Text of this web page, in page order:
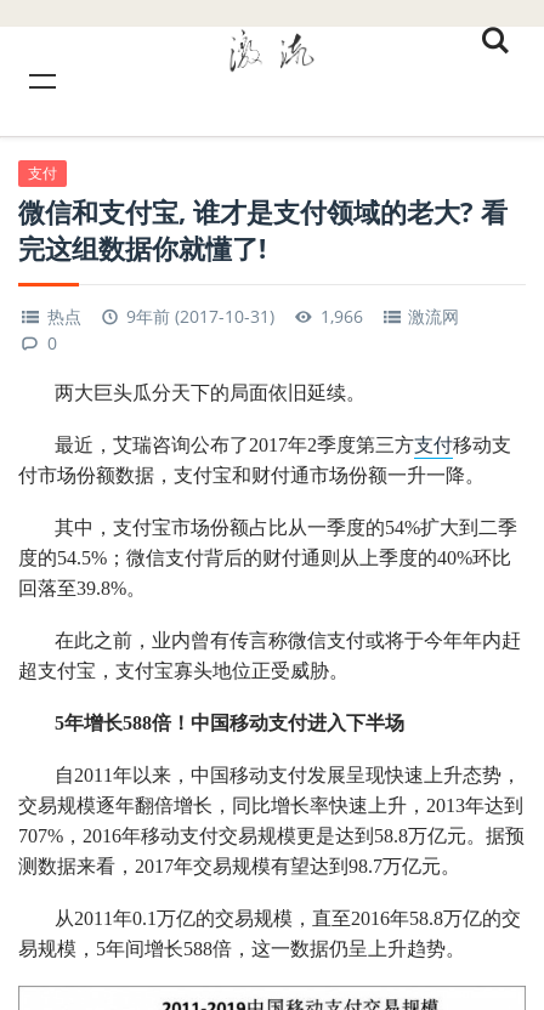
支付
微信和支付宝, 谁才是支付领域的老大? 看
完这组数据你就懂了!
热点 9年前 (2017-10-31) 1,966
激流网
0
两大巨头瓜分天下的局面依旧延续。
最近，艾瑞咨询公布了2017年2季度第三方支付移动支
付市场份额数据，支付宝和财付通市场份额一升一降。
其中，支付宝市场份额占比从一季度的54%扩大到二季
度的54.5%；微信支付背后的财付通则从上季度的40%环比
回落至39.8%。
在此之前，业内曾有传言称微信支付或将于今年年内赶
超支付宝，支付宝寡头地位正受威胁。
5年增长588倍！中国移动支付进入下半场
自2011年以来，中国移动支付发展呈现快速上升态势，
交易规模逐年翻倍增长，同比增长率快速上升，2013年达到
707%，2016年移动支付交易规模更是达到58.8万亿元。据预
测数据来看，2017年交易规模有望达到98.7万亿元。
从2011年0.1万亿的交易规模，直至2016年58.8万亿的交
易规模，5年间增长588倍，这一数据仍呈上升趋势。